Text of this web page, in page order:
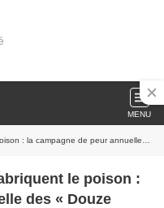
MENU
Douze Salopards » (« Dirty Dozen ») de l’Environmental Working Group
le poison :
des « Douze